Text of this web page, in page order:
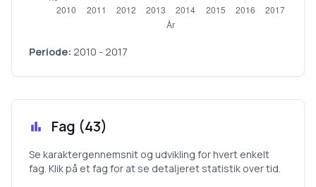
Periode: 2010 - 2017
Fag (43)
Se karaktergennemsnit og udvikling for hvert enkelt
fag. Klik på et fag for at se detaljeret statistik over tid.